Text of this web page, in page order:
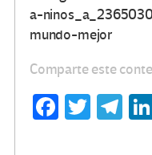
a-
mundo-mejor
Comparte este
Fa T
Te